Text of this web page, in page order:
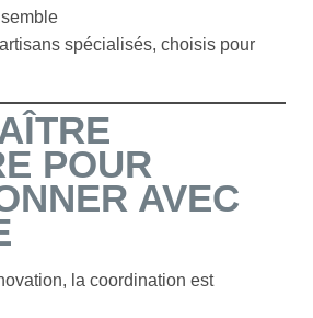
spécialisés, choisis pour
POUR
AVEC
la coordination est